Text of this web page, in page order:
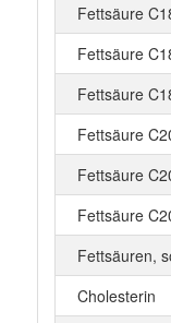
Fettsäure
Fettsäure
Fettsäure
Fettsäure
Fettsäure
Fettsäure
Fettsäuren,
Cholesterin